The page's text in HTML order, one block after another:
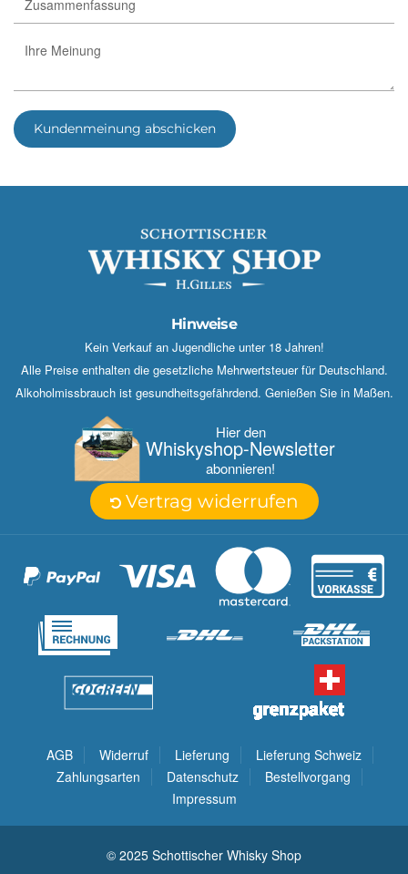
Kundenmeinung abschicken
Hinweise
Kein Verkauf an Jugendliche unter 18 Jahren!
Alle Preise enthalten die gesetzliche Mehrwertsteuer für Deutschland.
Alkoholmissbrauch ist gesundheitsgefährdend. Genießen Sie in Maßen.
Hier den
Whisky­shop-Newsletter
abonnieren!
Vertrag widerrufen
AGB Widerruf Lieferung
Lieferung Schweiz
Zahlungsarten
Datenschutz
Bestellvorgang
Impressum
© 2025 Schottischer Whisky Shop